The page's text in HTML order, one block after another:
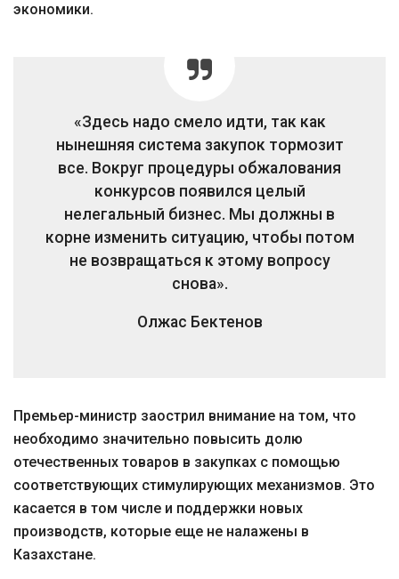
экономики.
«Здесь надо смело идти, так как
нынешняя система закупок тормозит
все. Вокруг процедуры обжалования
конкурсов появился целый
нелегальный бизнес. Мы должны в
корне изменить ситуацию, чтобы потом
не возвращаться к этому вопросу
снова».
Олжас Бектенов
Премьер-министр заострил внимание на том, что
необходимо значительно повысить долю
отечественных товаров в закупках с помощью
соответствующих стимулирующих механизмов. Это
касается в том числе и поддержки новых
производств, которые еще не налажены в
Казахстане.